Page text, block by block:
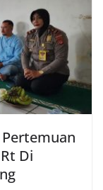
Pertemuan
Di